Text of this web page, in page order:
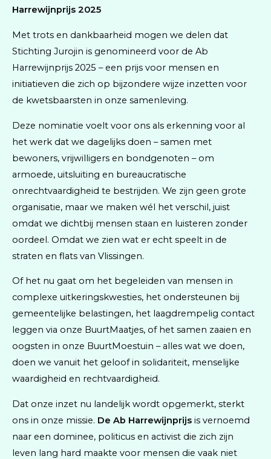
Harrewijnprijs 2025
Met trots en dankbaarheid mogen we delen dat
Stichting Jurojin is genomineerd voor de Ab
Harrewijnprijs 2025 – een prijs voor mensen en
initiatieven die zich op bijzondere wijze inzetten voor
de kwetsbaarsten in onze samenleving.
Deze nominatie voelt voor ons als erkenning voor al
het werk dat we dagelijks doen – samen met
bewoners, vrijwilligers en bondgenoten – om
armoede, uitsluiting en bureaucratische
onrechtvaardigheid te bestrijden. We zijn geen grote
organisatie, maar we maken wél het verschil, juist
omdat we dichtbij mensen staan en luisteren zonder
oordeel. Omdat we zien wat er echt speelt in de
straten en flats van Vlissingen.
Of het nu gaat om het begeleiden van mensen in
complexe uitkeringskwesties, het ondersteunen bij
gemeentelijke belastingen, het laagdrempelig contact
leggen via onze BuurtMaatjes, of het samen zaaien en
oogsten in onze BuurtMoestuin – alles wat we doen,
doen we vanuit het geloof in solidariteit, menselijke
waardigheid en rechtvaardigheid.
Dat onze inzet nu landelijk wordt opgemerkt, sterkt
ons in onze missie. De Ab Harrewijnprijs is vernoemd
naar een dominee, politicus en activist die zich zijn
leven lang hard maakte voor mensen die vaak niet